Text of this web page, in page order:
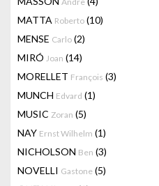
MATTA Roberto (10)
MENSE Carlo (2)
MIRÓ Joan (14)
MORELLET François (3)
MUNCH Edvard (1)
MUSIC Zoran (5)
NAY Ernst Wilhelm (1)
NICHOLSON Ben (3)
NOVELLI Gastone (5)